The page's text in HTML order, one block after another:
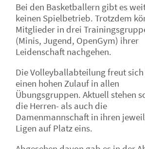
Bei den Basketballern gibt es
keinen Spielbetrieb. Trotzdem
Mitglieder in drei
(Minis, Jugend, OpenGym) ihrer
Leidenschaft nachgehen.
Die Volleyballabteilung freut
einen hohen Zulauf in allen
Übungsgruppen. Aktuell stehen
die Herren- als auch die
Damenmannschaft in ihren
Ligen auf Platz eins.